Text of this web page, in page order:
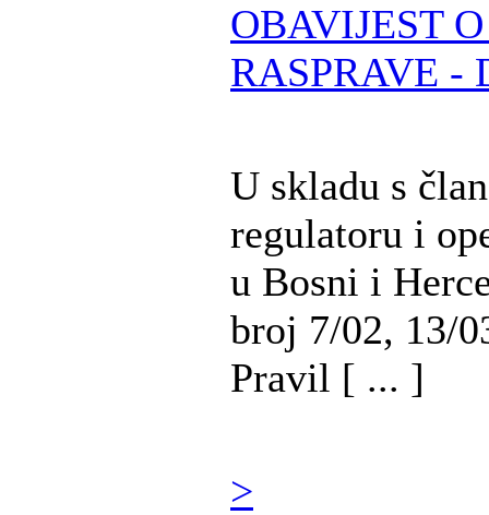
OBAVIJEST
RASPRAVE -
U skladu s
regulatoru i
u Bosni i
broj 7/02, 13/
Pravil [ ... ]
>